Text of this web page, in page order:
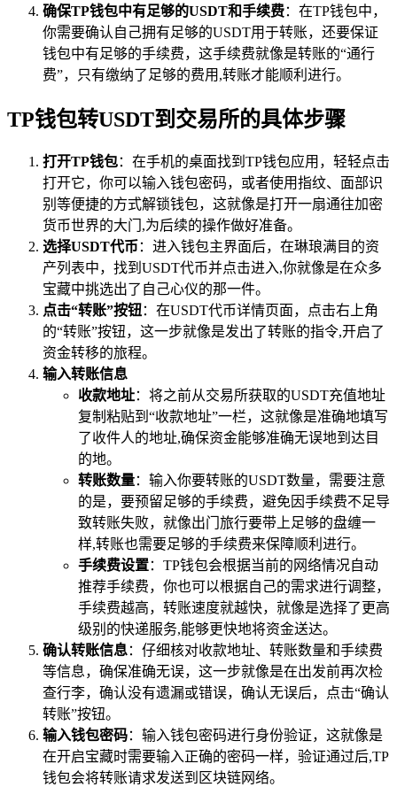
确保TP钱包中有足够的USDT和手续费：在TP钱包中，
你需要确认自己拥有足够的USDT用于转账，还要保证
钱包中有足够的手续费，这手续费就像是转账的“通行
费”，只有缴纳了足够的费用,转账才能顺利进行。
TP钱包转USDT到交易所的具体步骤
打开TP钱包：在手机的桌面找到TP钱包应用，轻轻点击
打开它，你可以输入钱包密码，或者使用指纹、面部识
别等便捷的方式解锁钱包，这就像是打开一扇通往加密
货币世界的大门,为后续的操作做好准备。
选择USDT代币 ：进入钱包主界面后，在琳琅满目的资
产列表中，找到USDT代币并点击进入,你就像是在众多
宝藏中挑选出了自己心仪的那一件。
点击“转账”按钮：在USDT代币详情页面，点击右上角
的“转账”按钮，这一步就像是发出了转账的指令,开启了
资金转移的旅程。
输入转账信息
收款地址：将之前从交易所获取的USDT充值地址
复制粘贴到“收款地址”一栏，这就像是准确地填写
了收件人的地址,确保资金能够准确无误地到达目
的地。
转账数量：输入你要转账的USDT数量，需要注意
的是，要预留足够的手续费，避免因手续费不足导
致转账失败，就像出门旅行要带上足够的盘缠一
样,转账也需要足够的手续费来保障顺利进行。
手续费设置：TP钱包会根据当前的网络情况自动
推荐手续费，你也可以根据自己的需求进行调整，
手续费越高，转账速度就越快，就像是选择了更高
级别的快递服务,能够更快地将资金送达。
确认转账信息：仔细核对收款地址、转账数量和手续费
等信息，确保准确无误，这一步就像是在出发前再次检
查行李，确认没有遗漏或错误，确认无误后，点击“确认
转账”按钮。
输入钱包密码：输入钱包密码进行身份验证，这就像是
在开启宝藏时需要输入正确的密码一样，验证通过后,TP
钱包会将转账请求发送到区块链网络。